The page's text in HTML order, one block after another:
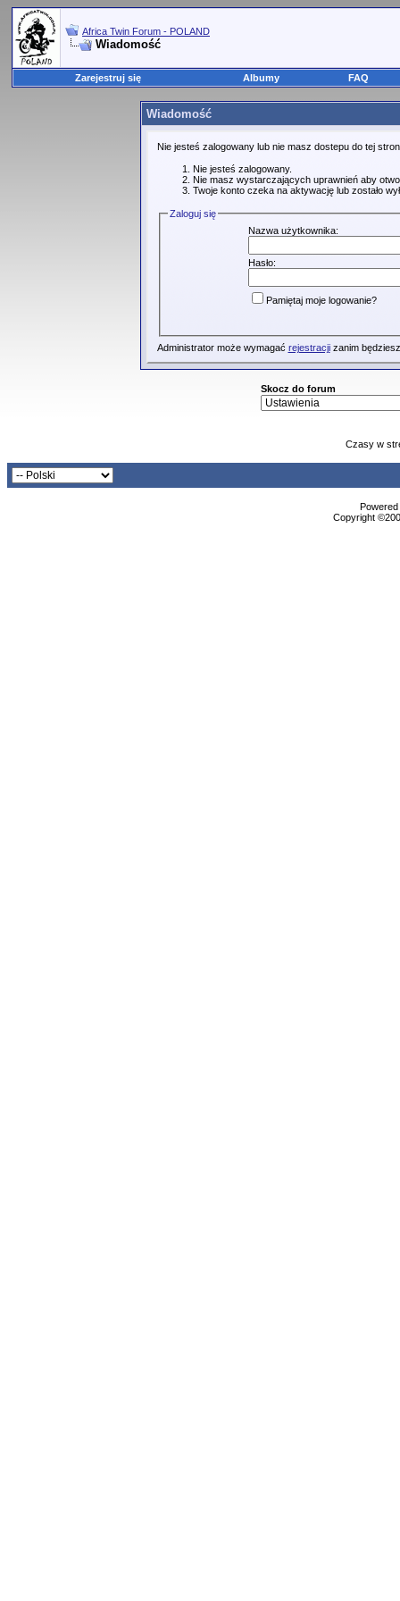
Africa Twin Forum - POLAND
Wiadomość
Zarejestruj się Albumy FAQ
Wiadomość
Nie jesteś zalogowany lub nie masz dostepu do tej
Nie jesteś zalogowany.
Nie masz wystarczających uprawnień aby
Twoje konto czeka na aktywację lub zostało
Zaloguj się
Nazwa użytkownika:
Hasło:
Pamiętaj moje logowanie?
Administrator może wymagać rejestracjizanim
Skocz do forum
Czasy w
Copyright